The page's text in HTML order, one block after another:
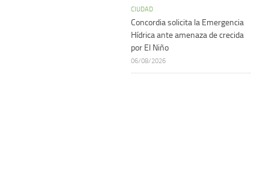
CIUDAD
Concordia solicita la Emergencia
Hídrica ante amenaza de crecida
por El Niño
06/08/2026